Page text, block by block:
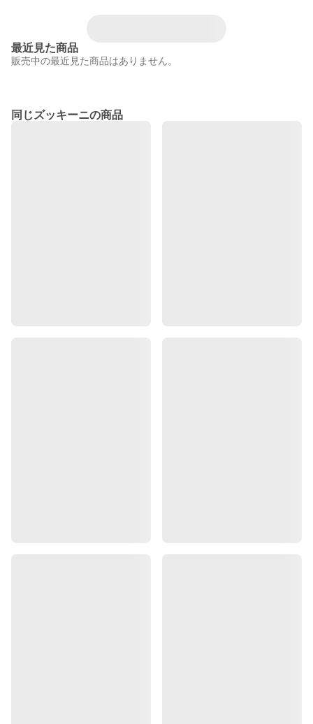
最近見た商品
販売中の最近見た商品はありません。
同じズッキーニの商品